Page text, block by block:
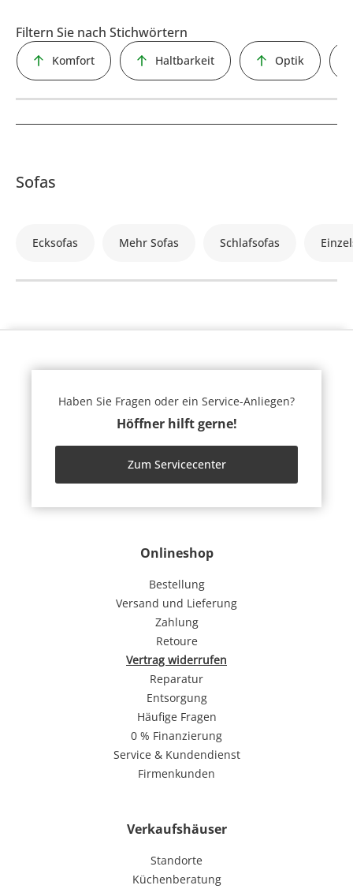
Filtern Sie nach Stichwörtern
Komfort Haltbarkeit Optik
Sofas
Ecksofas Mehr Sofas Schlafsofas
Onlineshop
Bestellung
Versand und Lieferung
Zahlung
Retoure
Vertrag widerrufen
Reparatur
Entsorgung
Häufige Fragen
0 % Finanzierung
Service & Kundendienst
Firmenkunden
Verkaufshäuser
Standorte
Küchenberatung
Haben Sie Fragen oder ein Service-Anliegen?
Höffner hilft gerne!
Zum Servicecenter